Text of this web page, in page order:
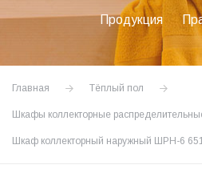
Продукция
Главная Тёплый пол
Шкафы коллекторные
Шкаф коллекторный наружный ШРН-6